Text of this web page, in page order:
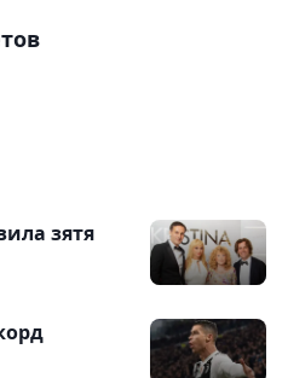
зятя